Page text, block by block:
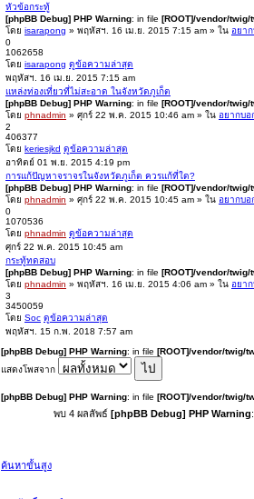
หัวข้อกระทู้
[phpBB Debug] PHP Warning: in file [ROOT]/vendor/
โดย isarapong » พฤหัสฯ. 16 เม.ย. 2015 7:15 am » ใน อยา
0
1062658
โดย isarapong ดูข้อความล่าสุด
พฤหัสฯ. 16 เม.ย. 2015 7:15 am
แหล่งท่องเที่ยวที่ไม่สะอาด ในจังหวัดภูเก็ต
[phpBB Debug] PHP Warning: in file [ROOT]/vendor/
โดย phnadmin » ศุกร์ 22 พ.ค. 2015 10:46 am » ใน อยากบอ
2
406377
โดย keriesjkd ดูข้อความล่าสุด
อาทิตย์ 01 พ.ย. 2015 4:19 pm
การแก้ปัญหาจราจรในจังหวัดภูเก็ต ควรแก้ที่ใด?
[phpBB Debug] PHP Warning: in file [ROOT]/vendor/
โดย phnadmin » ศุกร์ 22 พ.ค. 2015 10:45 am » ใน อยากบอ
0
1070536
โดย phnadmin ดูข้อความล่าสุด
ศุกร์ 22 พ.ค. 2015 10:45 am
กระทู้ทดสอบ
[phpBB Debug] PHP Warning: in file [ROOT]/vendor/
โดย phnadmin » พฤหัสฯ. 16 เม.ย. 2015 4:06 am » ใน อยา
3
3450059
โดย Soc ดูข้อความล่าสุด
พฤหัสฯ. 15 ก.พ. 2018 7:57 am
[phpBB Debug] PHP Warning: in file [ROOT]/vendor/twig/
แสดงโพสจาก
[phpBB Debug] PHP Warning: in file [ROOT]/vendor/twig/
พบ 4 ผลลัพธ์ [phpBB Debug] PHP Warning
ค้นหาขั้นสูง